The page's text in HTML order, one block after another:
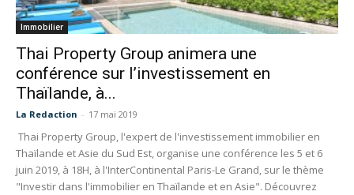
Immobilier
Thai Property Group animera une
conférence sur l’investissement en
Thaïlande, à...
La Redaction - 17 mai 2019
Thai Property Group, l'expert de l'investissement immobilier en
Thaïlande et Asie du Sud Est, organise une conférence les 5 et 6
juin 2019, à 18H, à l'InterContinental Paris-Le Grand, sur le thème
"Investir dans l'immobilier en Thaïlande et en Asie". Découvrez